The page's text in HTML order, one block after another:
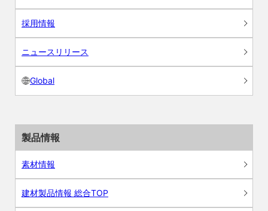
採用情報
ニュースリリース
Global
製品情報
素材情報
建材製品情報 総合TOP